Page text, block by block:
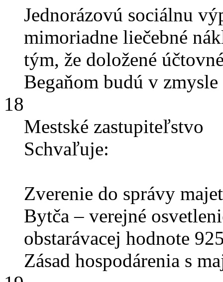
Jednorázovú sociálnu
mimoriadne liečebné
tým, že doložené
Begaňom budú v
18
Mestské zastupiteľstvo
Schvaľuje:
Zverenie do správy
Bytča – verejné
obstarávacej hodnote
Zásad hospodárenia s